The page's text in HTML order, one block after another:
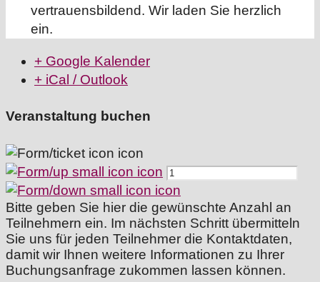
vertrauensbildend. Wir laden Sie herzlich
ein.
+ Google Kalender
+ iCal / Outlook
Veranstaltung buchen
Bitte geben Sie hier die gewünschte Anzahl an
Teilnehmern ein. Im nächsten Schritt übermitteln
Sie uns für jeden Teilnehmer die Kontaktdaten,
damit wir Ihnen weitere Informationen zu Ihrer
Buchungsanfrage zukommen lassen können.